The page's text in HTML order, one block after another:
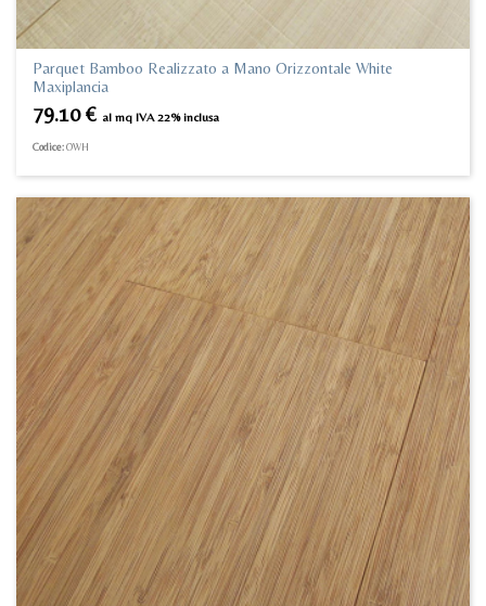
Parquet Bamboo Realizzato a Mano Orizzontale White
Maxiplancia
79.10€ al mq IVA 22% inclusa
Codice:OWH